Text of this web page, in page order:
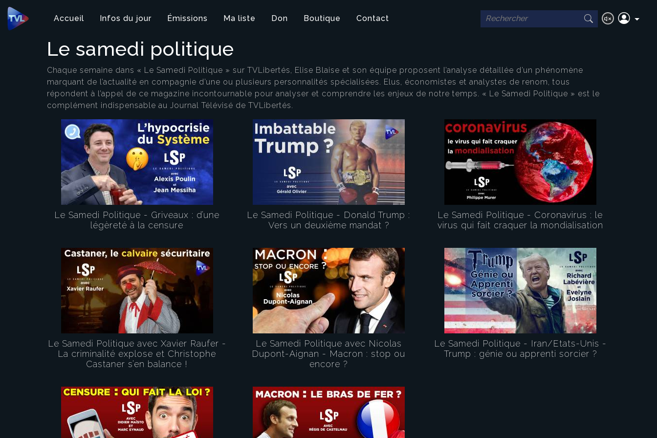
Panneau de gestion des cookies
Accueil Infos du jour Émissions Ma liste Don Boutique Contact
Le samedi politique
Chaque semaine dans « Le Samedi Politique » sur TVLibertés, Elise Blaise et son équipe proposent l’analyse détaillée d’un phénomène
marquant de l’actualité en compagnie d’une ou plusieurs personnalités spécialisées. Elus, économistes et analystes de renom, tous
répondent à l’appel de ce magazine incontournable pour analyser et comprendre les enjeux de notre temps. « Le Samedi Politique » est le
complément indispensable au Journal Télévisé de TVLibertés.
Le Samedi Politique - Griveaux : d’une
légèreté à la censure
Le Samedi Politique - Donald Trump :
Vers un deuxième mandat ?
Le Samedi Politique - Coronavirus : le
virus qui fait craquer la mondialisation
Le Samedi Politique avec Xavier Raufer -
La criminalité explose et Christophe
Castaner s’en balance !
Le Samedi Politique avec Nicolas
Dupont-Aignan - Macron : stop ou
encore ?
Le Samedi Politique - Iran/Etats-Unis -
Trump : génie ou apprenti sorcier ?